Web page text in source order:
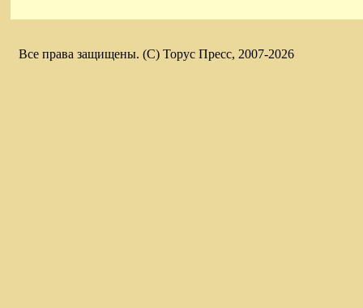
Все права защищены. (C) Торус Пресс, 2007-2026